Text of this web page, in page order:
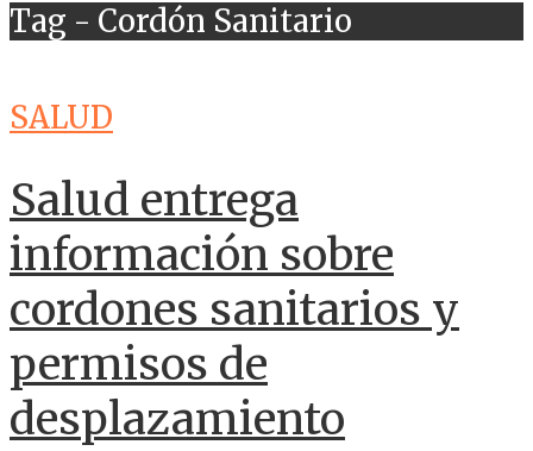
Tag - Cordón Sanitario
SALUD
Salud entrega
información sobre
cordones sanitarios y
permisos de
desplazamiento